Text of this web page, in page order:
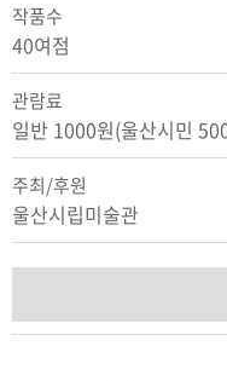
작품수
40여점
관람료
일반 1000원(울산시민
주최/후원
울산시립미술관